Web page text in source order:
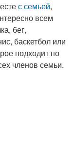
с семьей,
всем
бег,
баскетбол или
подходит по
членов семьи.